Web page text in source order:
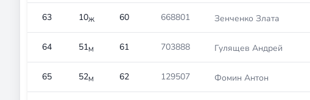
63 10Ж 60 668801 Зенченко Злата
64 51М 61 703888 Гулящев Андрей
65 52М 62 129507 Фомин Антон